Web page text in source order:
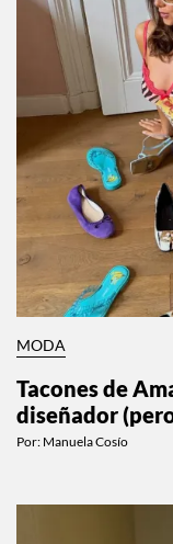
MODA
Tacones de
diseñador
Por: Manuela Cosío